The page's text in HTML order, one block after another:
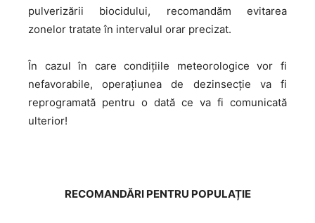
pulverizării biocidului, recomandăm evitarea
zonelor tratate în intervalul orar precizat.
În cazul în care condiţiile meteorologice vor fi
nefavorabile, operațiunea de dezinsecţie va fi
reprogramată pentru o dată ce va fi comunicată
ulterior!
RECOMANDĂRI PENTRU POPULAȚIE